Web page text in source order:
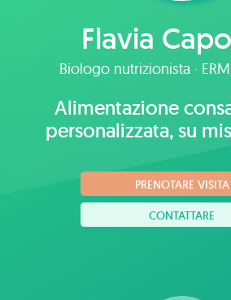
Flavia
Biologo nutrizionista ·
Alimentazione
personalizzata, su
PRENOTARE VISITA
CONTATTARE